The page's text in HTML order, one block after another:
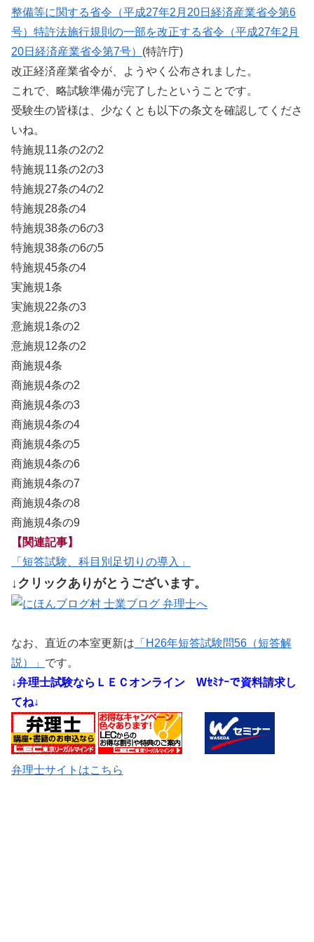
整備等に関する省令（平成27年2月20日経済産業省令第6
号）特許法施行規則の一部を改正する省令（平成27年2月
20日経済産業省令第7号） (特許庁)
改正経済産業省令が、ようやく公布されました。
これで、略試験準備が完了したということです。
受験生の皆様は、少なくとも以下の条文を確認してくださ
いね。
特施規11条の2の2
特施規11条の2の3
特施規27条の4の2
特施規28条の4
特施規38条の6の3
特施規38条の6の5
特施規45条の4
実施規1条
実施規22条の3
意施規1条の2
意施規12条の2
商施規4条
商施規4条の2
商施規4条の3
商施規4条の4
商施規4条の5
商施規4条の6
商施規4条の7
商施規4条の8
商施規4条の9
【関連記事】
「短答試験、科目別足切りの導入」
↓クリックありがとうございます。
なお、直近の本室更新は 「H26年短答試験問56（短答解
説）」 です。
↓弁理士試験ならＬＥＣオンライン
Wｾﾐﾅｰで資料請求し
てね↓
弁理士サイトはこちら